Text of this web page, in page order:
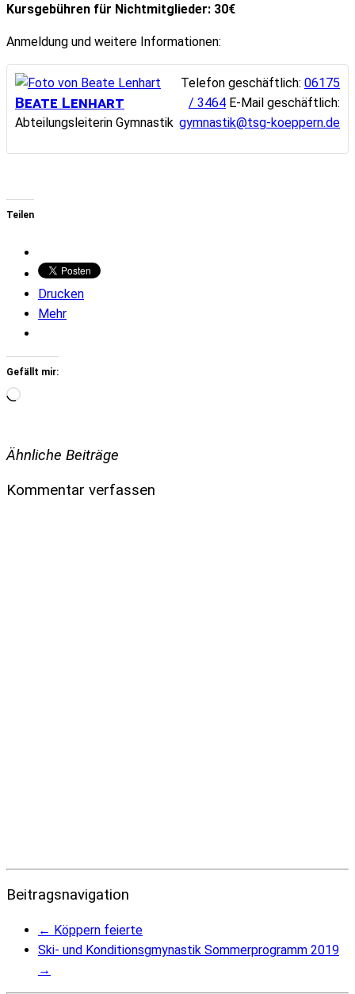
Kursgebühren für Nichtmitglieder: 30€
Anmeldung und weitere Informationen:
Beate Lenhart
Abteilungsleiterin Gymnastik
Telefon geschäftlich: 06175
/ 3464 E-Mail geschäftlich:
gymnastik@tsg-koeppern.de
Teilen
Drucken
Mehr
Gefällt mir:
Wird
Ähnliche Beiträge
Kommentar verfassen
Beitragsnavigation
← Köppern feierte
Ski- und Konditionsgmynastik Sommerprogramm 2019
→